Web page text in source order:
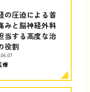
の圧迫による首
みと脳神経外科
当する高度な治
役割
療